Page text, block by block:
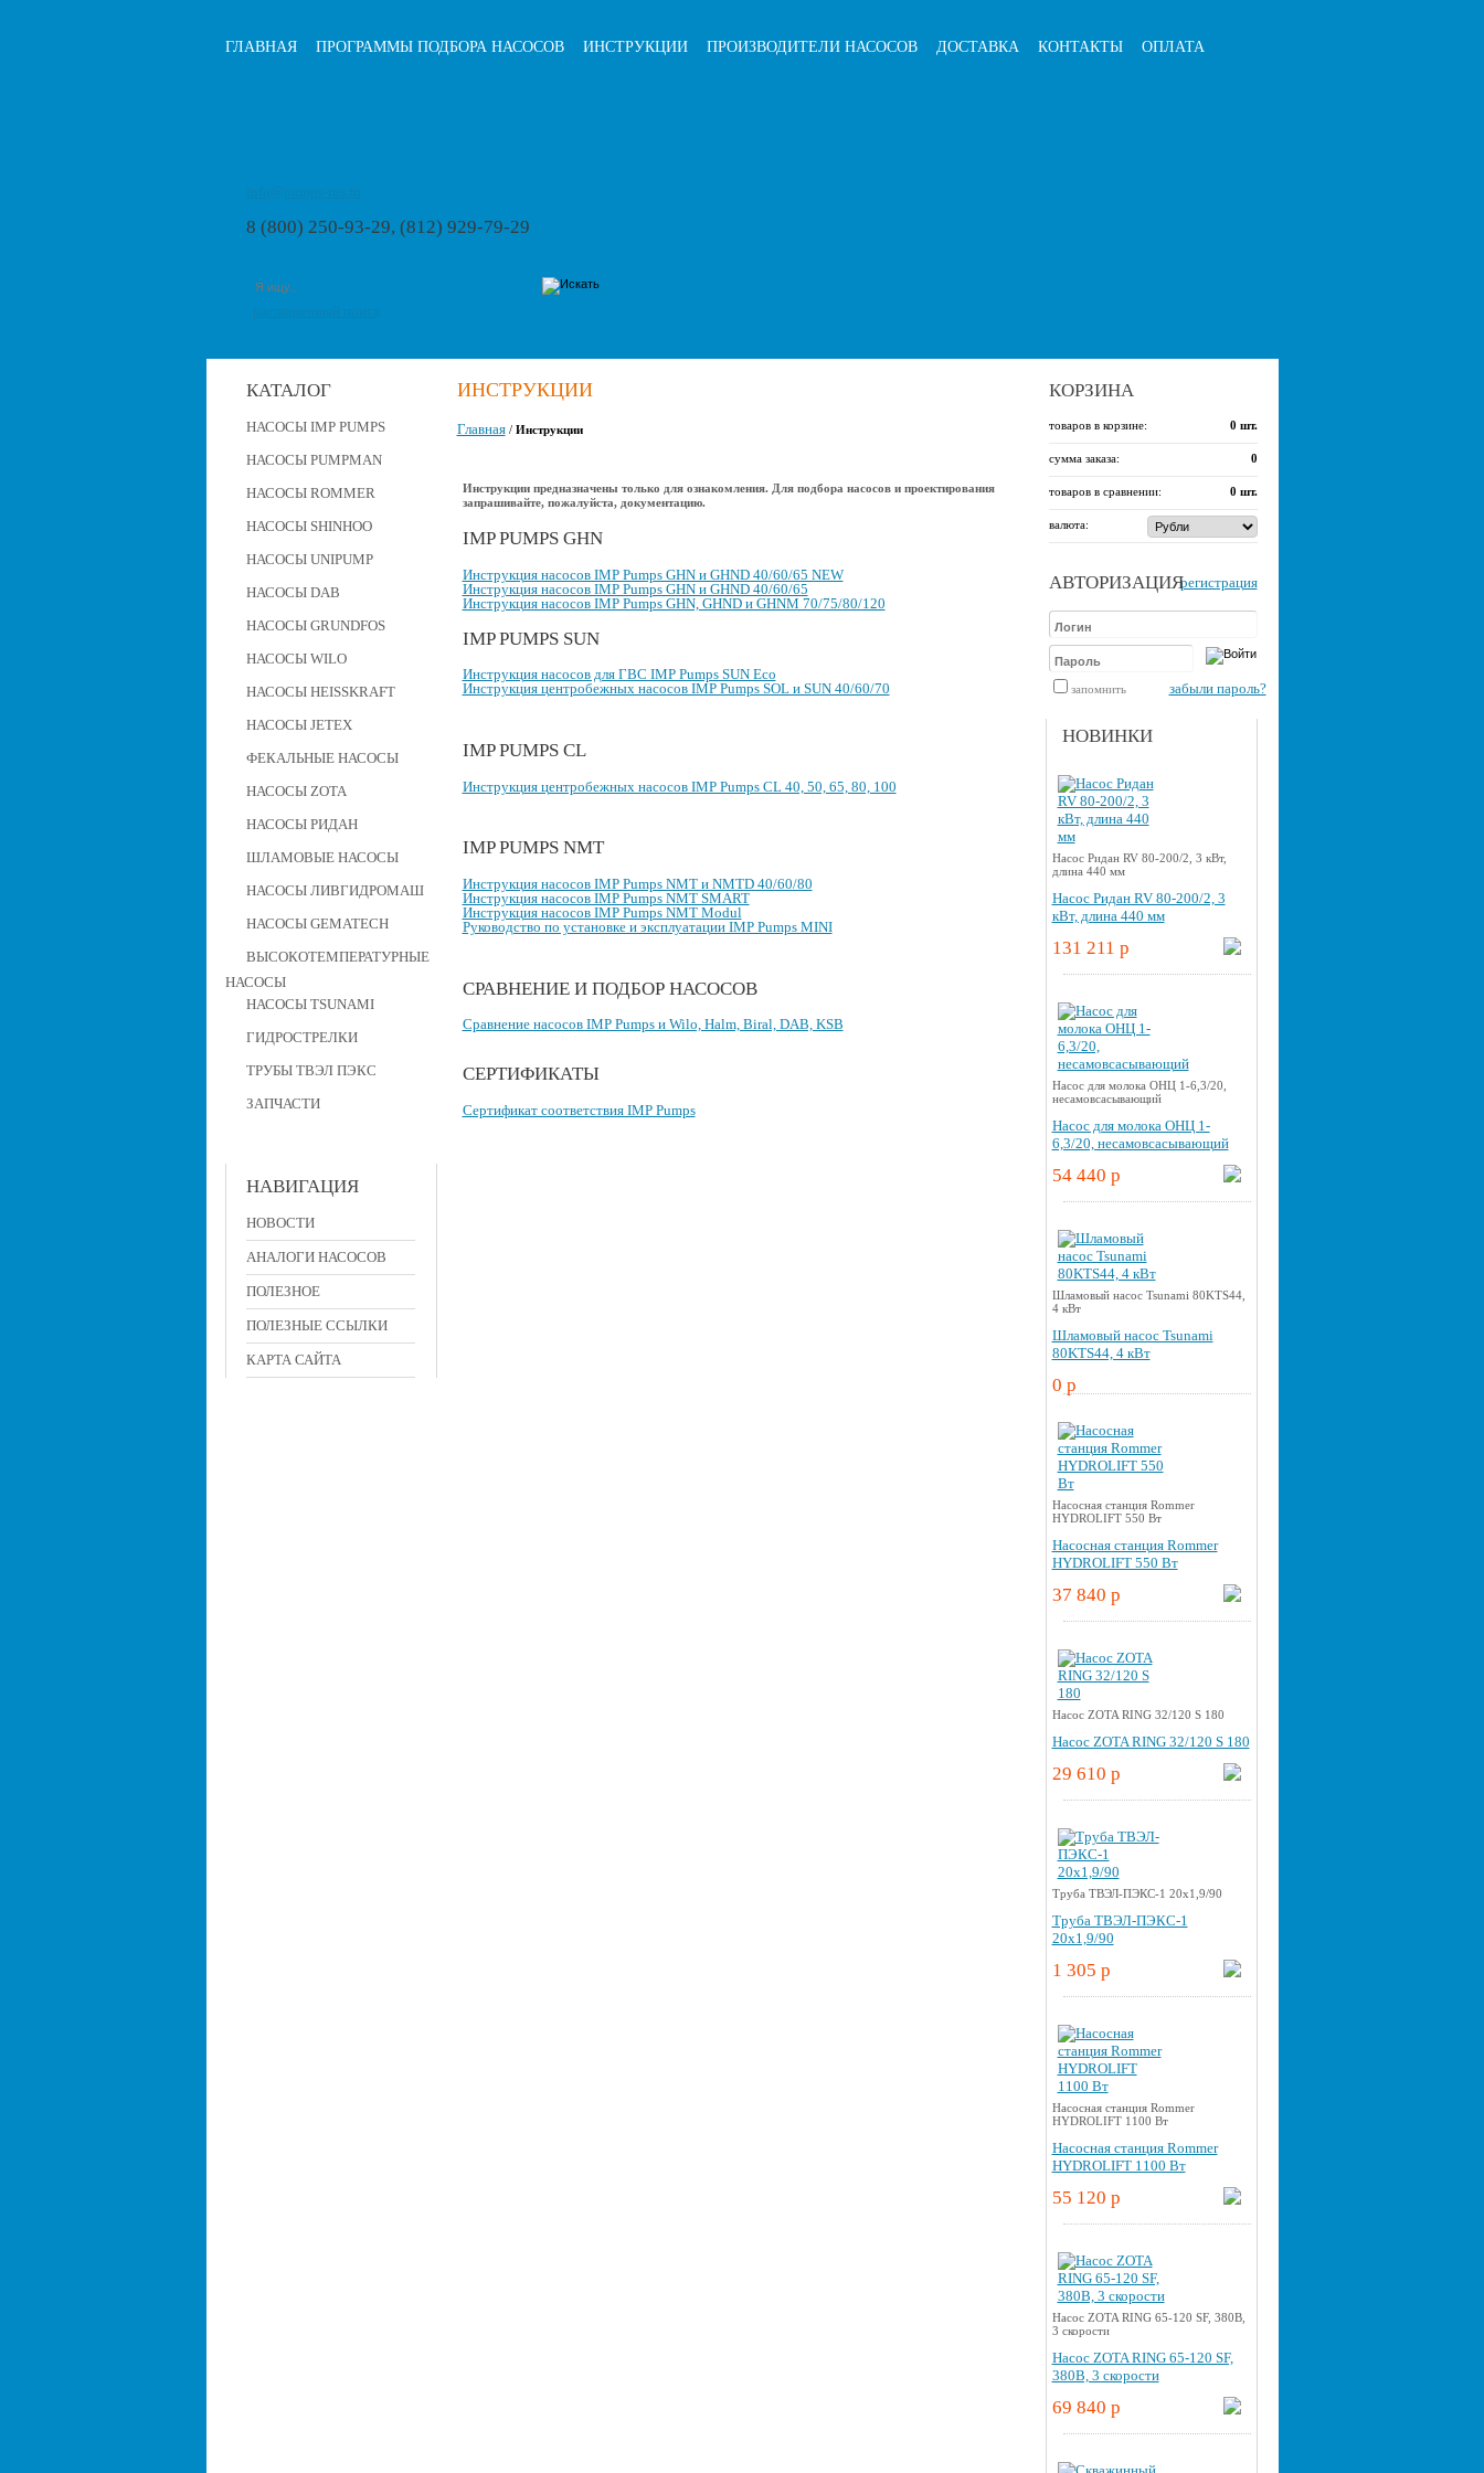
ГЛАВНАЯ ПРОГРАММЫ ПОДБОРА НАСОСОВ ИНСТРУКЦИИ ПРОИЗВОДИТЕЛИ НАСОСОВ ДОСТАВКА КОНТАКТЫ ОПЛАТА
8 (800) 250-93-29, (812) 929-79-29
КАТАЛОГ
НАСОСЫ IMP PUMPS
НАСОСЫ PUMPMAN
НАСОСЫ ROMMER
НАСОСЫ SHINHOO
НАСОСЫ UNIPUMP
НАСОСЫ DAB
НАСОСЫ GRUNDFOS
НАСОСЫ WILO
НАСОСЫ HEISSKRAFT
НАСОСЫ JETEX
ФЕКАЛЬНЫЕ НАСОСЫ
НАСОСЫ ZOTA
НАСОСЫ РИДАН
ШЛАМОВЫЕ НАСОСЫ
НАСОСЫ ЛИВГИДРОМАШ
НАСОСЫ GEMATECH
ВЫСОКОТЕМПЕРАТУРНЫЕ
НАСОСЫ
НАСОСЫ TSUNAMI
ГИДРОСТРЕЛКИ
ТРУБЫ ТВЭЛ ПЭКС
ЗАПЧАСТИ
НАВИГАЦИЯ
НОВОСТИ
АНАЛОГИ НАСОСОВ
ПОЛЕЗНОЕ
ПОЛЕЗНЫЕ ССЫЛКИ
КАРТА САЙТА
КОРЗИНА
товаров в корзине: 0 шт.
сумма заказа: 0
товаров в сравнении: 0 шт.
валюта:
АВТОРИЗАЦИЯрегистрация
запомнить забыли пароль?
НОВИНКИ
Насос Ридан RV 80-200/2, 3 кВт,
длина 440 мм
Насос Ридан RV 80-200/2, 3
кВт, длина 440 мм
131 211 p
Насос для молока ОНЦ 1-6,3/20,
несамовсасывающий
Насос для молока ОНЦ 1-
6,3/20, несамовсасывающий
54 440 p
Шламовый насос Tsunami 80KTS44,
4 кВт
Шламовый насос Tsunami
80KTS44, 4 кВт
0 p
Насосная станция Rommer
HYDROLIFT 550 Вт
Насосная станция Rommer
HYDROLIFT 550 Вт
37 840 p
Насос ZOTA RING 32/120 S 180
Насос ZOTA RING 32/120 S 180
29 610 p
Труба ТВЭЛ-ПЭКС-1 20x1,9/90
Труба ТВЭЛ-ПЭКС-1
20x1,9/90
1 305 p
Насосная станция Rommer
HYDROLIFT 1100 Вт
Насосная станция Rommer
HYDROLIFT 1100 Вт
55 120 p
Насос ZOTA RING 65-120 SF, 380В,
3 скорости
Насос ZOTA RING 65-120 SF,
380В, 3 скорости
69 840 p
ИНСТРУКЦИИ
Главная/ Инструкции
Инструкции предназначены только для ознакомления. Для подбора насосов и проектирования
запрашивайте, пожалуйста, документацию.
IMP PUMPS GHN
Инструкция насосов IMP Pumps GHN и GHND 40/60/65 NEW
Инструкция насосов IMP Pumps GHN и GHND 40/60/65
Инструкция насосов IMP Pumps GHN, GHND и GHNM 70/75/80/120
IMP PUMPS SUN
Инструкция насосов для ГВС IMP Pumps SUN Eco
Инструкция центробежных насосов IMP Pumps SOL и SUN 40/60/70
IMP PUMPS CL
Инструкция центробежных насосов IMP Pumps CL 40, 50, 65, 80, 100
IMP PUMPS NMT
Инструкция насосов IMP Pumps NMT и NMTD 40/60/80
Инструкция насосов IMP Pumps NMT SMART
Инструкция насосов IMP Pumps NMT Modul
Руководство по установке и эксплуатации IMP Pumps MINI
СРАВНЕНИЕ И ПОДБОР НАСОСОВ
Сравнение насосов IMP Pumps и Wilo, Halm, Biral, DAB, KSB
СЕРТИФИКАТЫ
Сертификат соответствия IMP Pumps